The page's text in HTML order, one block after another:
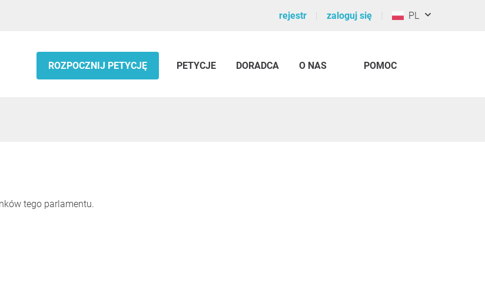
rejestr zaloguj się PL
ROZPOCZNIJ PETYCJĘ PETYCJE DORADCA O NAS POMOC
tego parlamentu.